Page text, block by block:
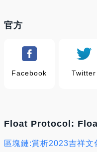
官方
Facebook Twitter
Float Protocol:
區塊鏈:賞析2023吉祥文